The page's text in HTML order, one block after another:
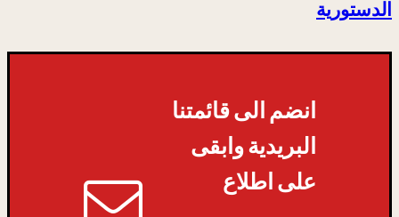
الدستورية
انضم الى قائمتنا
البريدية وابقى
على اطلاع